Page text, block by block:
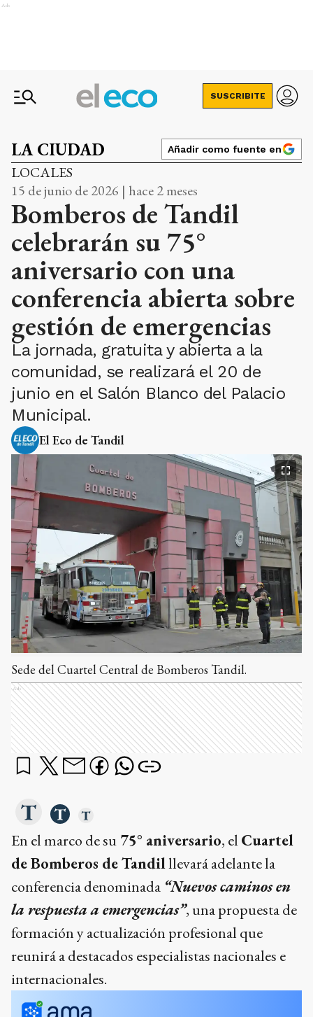
Ads
SUSCRIBITE
LA CIUDAD Añadir como fuente en
LOCALES
15 de junio de 2026 | hace 2 meses
Bomberos de Tandil
celebrarán su 75°
aniversario con una
conferencia abierta sobre
gestión de emergencias
La jornada, gratuita y abierta a la
comunidad, se realizará el 20 de
junio en el Salón Blanco del Palacio
Municipal.
El Eco de Tandil
Sede del Cuartel Central de Bomberos Tandil.
Ads
En el marco de su 75° aniversario, el Cuartel
de Bomberos de Tandilllevará adelante la
conferencia denominada “Nuevos caminos en
la respuesta a emergencias”, una propuesta de
formación y actualización profesional que
reunirá a destacados especialistas nacionales e
internacionales.